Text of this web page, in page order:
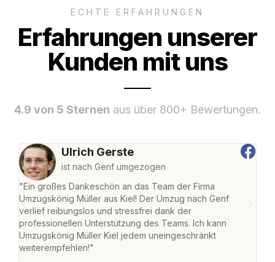
ECHTE ERFAHRUNGEN
Erfahrungen unserer
Kunden mit uns
4.9 von 5 Sternen aus über 800+ Bewertungen.
Ulrich Gerste
ist nach Genf umgezogen
"Ein großes Dankeschön an das Team der Firma
Umzugskönig Müller aus Kiel! Der Umzug nach Genf
verlief reibungslos und stressfrei dank der
professionellen Unterstützung des Teams. Ich kann
Umzugskönig Müller Kiel jedem uneingeschränkt
weiterempfehlen!"